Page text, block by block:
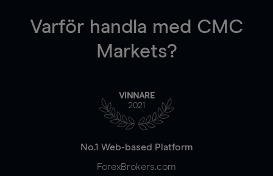
Varför handla med CMC
Markets?
VINNARE
2021
No.1 Web-based Platform
ForexBrokers.com